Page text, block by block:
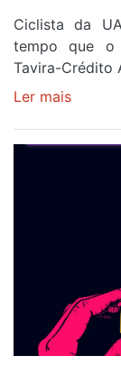
Ciclista da
tempo que o
Tavira-Crédito
Ler mais
ser
o
quarto
a